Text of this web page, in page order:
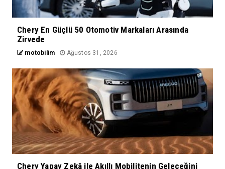
Chery En Güçlü 50 Otomotiv Markaları Arasında
Zirvede
motobilim Ağustos 31, 2026
Chery Yapay Zekâ ile Akıllı Mobilitenin Geleceğini